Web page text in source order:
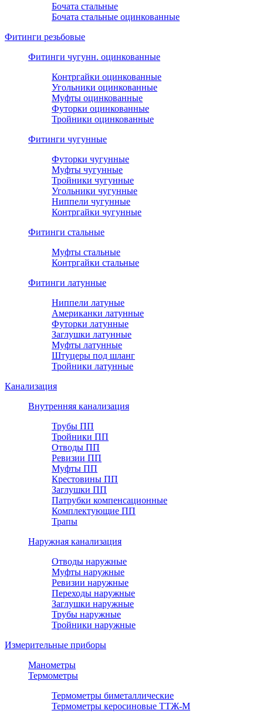
Бочата стальные
Бочата стальные оцинкованные
Фитинги резьбовые
Фитинги чугунн. оцинкованные
Контргайки оцинкованные
Угольники оцинкованные
Муфты оцинкованные
Футорки оцинкованные
Тройники оцинкованные
Фитинги чугунные
Футорки чугунные
Муфты чугунные
Тройники чугунные
Угольники чугунные
Ниппели чугунные
Контргайки чугунные
Фитинги стальные
Муфты стальные
Контргайки стальные
Фитинги латунные
Ниппели латуные
Американки латунные
Футорки латунные
Заглушки латунные
Муфты латунные
Штуцеры под шланг
Тройники латунные
Канализация
Внутренняя канализация
Трубы ПП
Тройники ПП
Отводы ПП
Ревизии ПП
Муфты ПП
Крестовины ПП
Заглушки ПП
Патрубки компенсационные
Комплектующие ПП
Трапы
Наружная канализация
Отводы наружные
Муфты наружные
Ревизии наружные
Переходы наружные
Заглушки наружные
Трубы наружные
Тройники наружные
Измерительные приборы
Манометры
Термометры
Термометры биметаллические
Термометры керосиновые ТТЖ-М